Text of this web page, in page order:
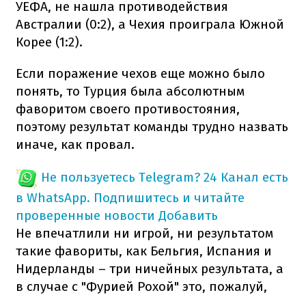
УЕФА, не нашла противодействия
Австралии (0:2), а Чехия проиграла Южной
Корее (1:2).
Если поражение чехов еще можно было
понять, то Турция была абсолютным
фаворитом своего противостояния,
поэтому результат команды трудно назвать
иначе, как провал.
Не пользуетесь Telegram? 24 Канал есть
в WhatsApp. Подпишитесь и читайте
проверенные новости Добавить
Не впечатлили ни игрой, ни результатом
такие фавориты, как Бельгия, Испания и
Нидерланды – три ничейных результата, а
в случае с "Фурией Рохой" это, пожалуй,